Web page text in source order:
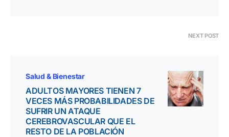
NEXT POST
Salud & Bienestar
ADULTOS MAYORES TIENEN 7
VECES MÁS PROBABILIDADES DE
SUFRIR UN ATAQUE
CEREBROVASCULAR QUE EL
RESTO DE LA POBLACIÓN